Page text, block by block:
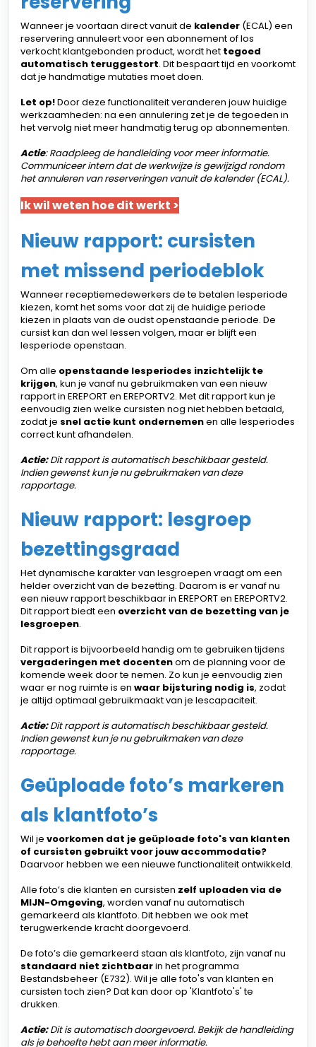
Wanneer je voortaan direct vanuit de kalender (ECAL) een
reservering annuleert voor een abonnement of los
verkocht klantgebonden product, wordt het tegoed
automatisch teruggestort. Dit bespaart tijd en voorkomt
dat je handmatige mutaties moet doen.
Let op!Door deze functionaliteit veranderen jouw huidige
werkzaamheden: na een annulering zet je de tegoeden in
het vervolg niet meer handmatig terug op abonnementen.
Actie: Raadpleeg de handleiding voor meer informatie.
Communiceer intern dat de werkwijze is gewijzigd rondom
het annuleren van reserveringen vanuit de kalender (ECAL).
Ik wil weten hoe dit werkt >
Nieuw rapport: cursisten
met missend periodeblok
Wanneer receptiemedewerkers de te betalen lesperiode
kiezen, komt het soms voor dat zij de huidige periode
kiezen in plaats van de oudst openstaande periode. De
cursist kan dan wel lessen volgen, maar er blijft een
lesperiode openstaan.
Om alle openstaande lesperiodes inzichtelijk te
krijgen, kun je vanaf nu gebruikmaken van een nieuw
rapport in EREPORT en EREPORTV2. Met dit rapport kun je
eenvoudig zien welke cursisten nog niet hebben betaald,
zodat je snel actie kunt ondernemenen alle lesperiodes
correct kunt afhandelen.
Actie:Dit rapport is automatisch beschikbaar gesteld.
Indien gewenst kun je nu gebruikmaken van deze
rapportage.
Nieuw rapport: lesgroep
bezettingsgraad
Het dynamische karakter van lesgroepen vraagt om een
helder overzicht van de bezetting. Daarom is er vanaf nu
een nieuw rapport beschikbaar in EREPORT en EREPORTV2.
Dit rapport biedt een overzicht van de bezetting van je
lesgroepen.
Dit rapport is bijvoorbeeld handig om te gebruiken tijdens
vergaderingen met docentenom de planning voor de
komende week door te nemen. Zo kun je eenvoudig zien
waar er nog ruimte is en waar bijsturing nodig is, zodat
je altijd optimaal gebruikmaakt van je lescapaciteit.
Actie:Dit rapport is automatisch beschikbaar gesteld.
Indien gewenst kun je nu gebruikmaken van deze
rapportage.
Geüploade foto’s markeren
als klantfoto’s
Wil je voorkomen dat je geüploade foto's van klanten
of cursisten gebruikt voor jouw accommodatie?
Daarvoor hebben we een nieuwe functionaliteit ontwikkeld.
Alle foto’s die klanten en cursisten zelf uploaden via de
MIJN-Omgeving, worden vanaf nu automatisch
gemarkeerd als klantfoto. Dit hebben we ook met
terugwerkende kracht doorgevoerd.
De foto’s die gemarkeerd staan als klantfoto, zijn vanaf nu
standaard niet zichtbaarin het programma
Bestandsbeheer (E732). Wil je alle foto's van klanten en
cursisten toch zien? Dat kan door op 'Klantfoto's' te
drukken.
Actie:Dit is automatisch doorgevoerd. Bekijk de handleiding
als je behoefte hebt aan meer informatie.